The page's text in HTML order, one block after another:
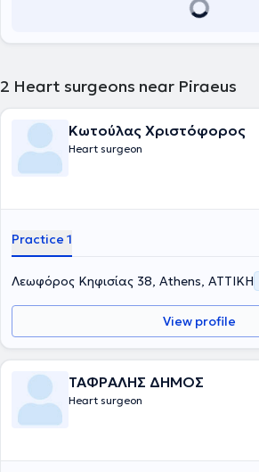
2 Heart surgeons near Piraeus
Κωτούλας Χριστόφορος
Heart surgeon
Practice 1
Λεωφόρος Κηφισίας 38, Athens, ΑΤΤΙΚΗ
View profile
ΤΑΦΡΑΛΗΣ ΔΗΜΟΣ
Heart surgeon